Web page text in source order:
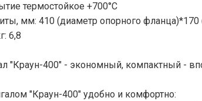
термостойкое +700°С
мм: 410 (диаметр опорного
6,8
"Краун-400" - экономный, компактный -
"Краун-400" удобно и комфортно: